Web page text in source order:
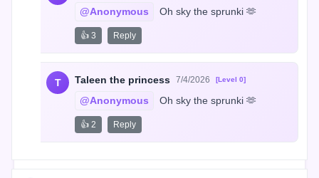
@Anonymous Oh sky the sprunki 🫶
👍 3 Reply
T Taleen the princess 7/4/2026 [Level 0]
@Anonymous Oh sky the sprunki 🫶
👍 2 Reply